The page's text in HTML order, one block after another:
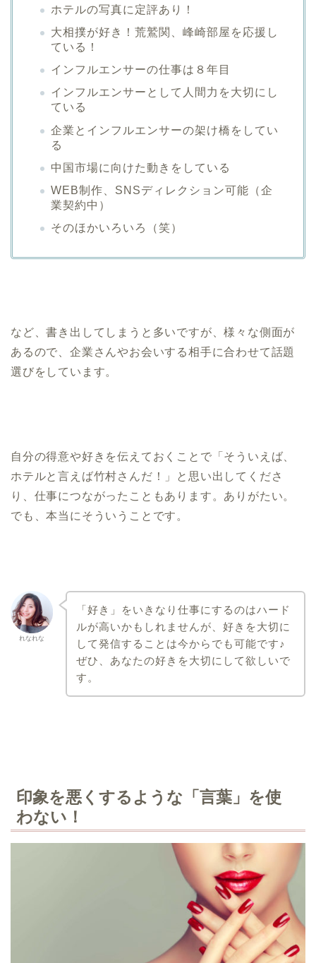
ホテルの写真に定評あり！
大相撲が好き！荒鷲関、峰崎部屋を応援し
ている！
インフルエンサーの仕事は８年目
インフルエンサーとして人間力を大切にし
ている
企業とインフルエンサーの架け橋をしてい
る
中国市場に向けた動きをしている
WEB制作、SNSディレクション可能（企
業契約中）
そのほかいろいろ（笑）
など、書き出してしまうと多いですが、様々な側面が
あるので、企業さんやお会いする相手に合わせて話題
選びをしています。
自分の得意や好きを伝えておくことで「そういえば、
ホテルと言えば竹村さんだ！」と思い出してくださ
り、仕事につながったこともあります。ありがたい。
でも、本当にそういうことです。
れなれな
「好き」をいきなり仕事にするのはハード
ルが高いかもしれませんが、好きを大切に
して発信することは今からでも可能です♪
ぜひ、あなたの好きを大切にして欲しいで
す。
印象を悪くするような「言葉」を使
わない！